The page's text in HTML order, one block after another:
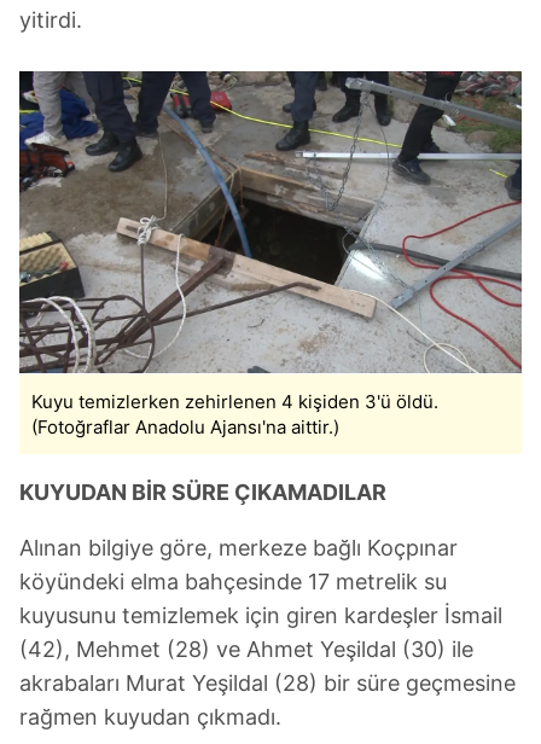
yitirdi.
Kuyu temizlerken zehirlenen 4 kişiden 3'ü öldü.
(Fotoğraflar Anadolu Ajansı'na aittir.)
KUYUDAN BİR SÜRE ÇIKAMADILAR
Alınan bilgiye göre, merkeze bağlı Koçpınar
köyündeki elma bahçesinde 17 metrelik su
kuyusunu temizlemek için giren kardeşler İsmail
(42), Mehmet (28) ve Ahmet Yeşildal (30) ile
akrabaları Murat Yeşildal (28) bir süre geçmesine
rağmen kuyudan çıkmadı.